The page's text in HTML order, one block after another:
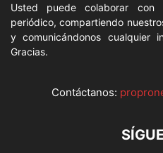
Usted puede colaborar con
periódico, compartiendo
y comunicándonos cualquier
Gracias.
Contáctanos: